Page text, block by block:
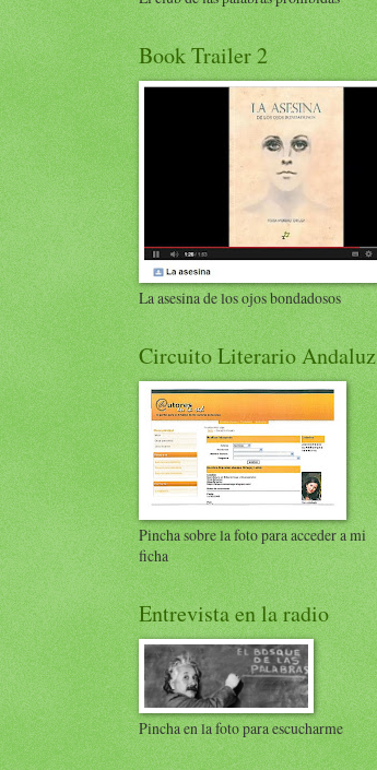
Book Trailer 2
La asesina de los ojos bondadosos
Circuito Literario Andaluz
Pincha sobre la foto para acceder a mi
ficha
Entrevista en la radio
Pincha en la foto para escucharme